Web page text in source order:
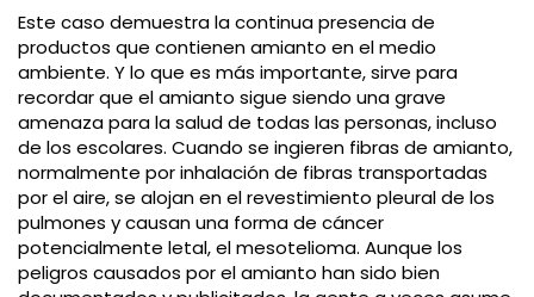
Este caso demuestra la continua presencia de
productos que contienen amianto en el medio
ambiente. Y lo que es más importante, sirve para
recordar que el amianto sigue siendo una grave
amenaza para la salud de todas las personas, incluso
de los escolares. Cuando se ingieren fibras de amianto,
normalmente por inhalación de fibras transportadas
por el aire, se alojan en el revestimiento pleural de los
pulmones y causan una forma de cáncer
potencialmente letal, el mesotelioma. Aunque los
peligros causados por el amianto han sido bien